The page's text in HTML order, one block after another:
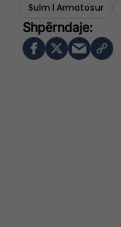
Sulm I Armatosur